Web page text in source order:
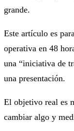
grande.
Este artículo es
operativa en 48
una “iniciativa de
una presentación.
El objetivo real es
cambiar algo y